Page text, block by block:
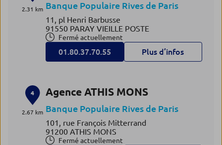
2.31 km Banque Populaire Rives de Paris
11, pl Henri Barbusse
91550 PARAY VIEILLE POSTE
Fermé actuellement
01.80.37.70.55 Plus d’infos
4
2.67 km
Agence ATHIS MONS
Banque Populaire Rives de Paris
101, rue François Mitterrand
91200 ATHIS MONS
Fermé actuellement